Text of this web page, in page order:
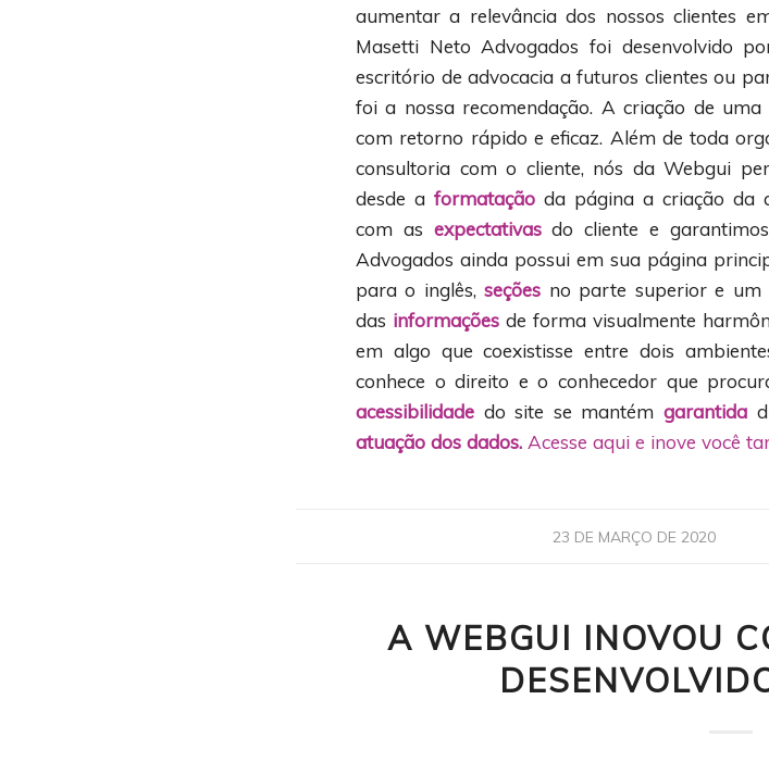
aumentar a relevância dos nossos clientes
Masetti Neto Advogados foi desenvolvido
escritório de advocacia a futuros clientes ou
foi a nossa recomendação. A criação de
com retorno rápido e eficaz. Além de toda
consultoria com o cliente, nós da Webgui
desde a formatação da página a criação da
com as expectativasdo cliente e
Advogados ainda possui em sua página
para o inglês,seções no parte superior e um
das informaçõesde forma visualmente
em algo que coexistisse entre dois
conhece o direito e o conhecedor que
acessibilidade do site se mantém garantida
atuação dos dados. Acesse aqui e inove você
23 DE MARÇO DE 2020
A WEBGUI INOVOU